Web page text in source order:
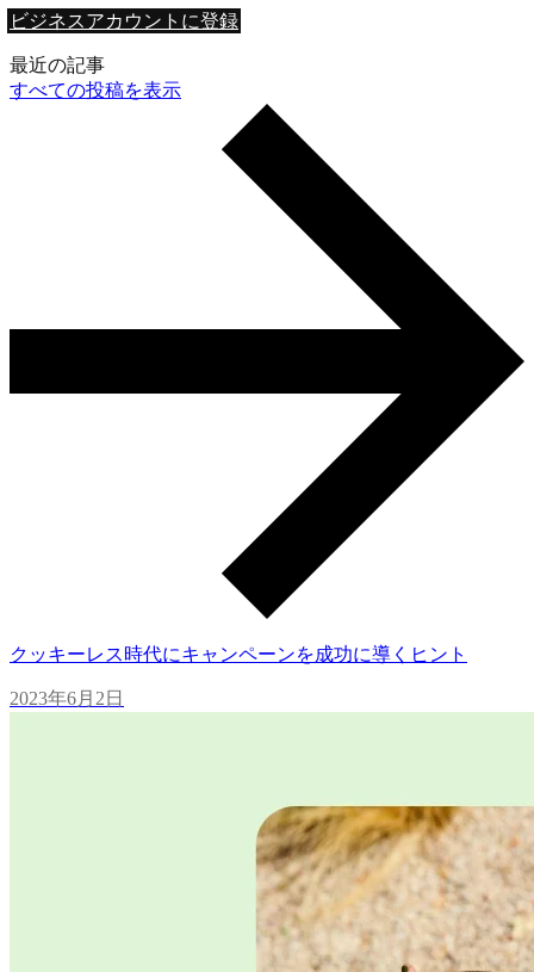
ビジネスアカウントに登録
最近の記事
すべての投稿を表示
クッキーレス時代にキャンペーンを成功に導くヒント
2023年6月2日